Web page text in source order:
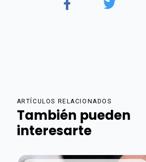
ARTÍCULOS RELACIONADOS
También pueden
interesarte